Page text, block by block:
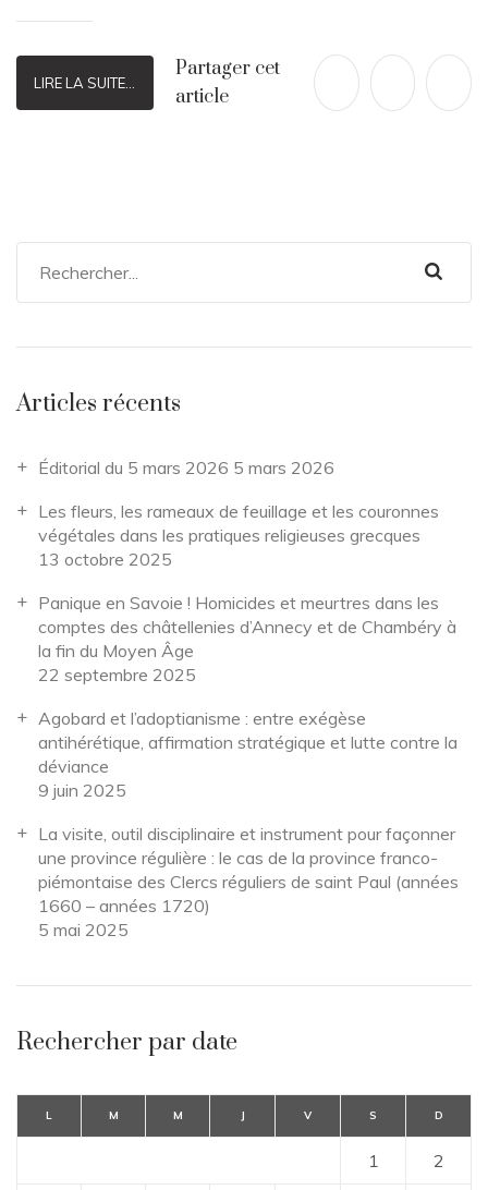
LIRE LA SUITE...
Partager cet
article
Articles récents
Éditorial du 5 mars 2026 5 mars 2026
Les fleurs, les rameaux de feuillage et les couronnes
végétales dans les pratiques religieuses grecques
13 octobre 2025
Panique en Savoie ! Homicides et meurtres dans les
comptes des châtellenies d’Annecy et de Chambéry à
la fin du Moyen Âge
22 septembre 2025
Agobard et l’adoptianisme : entre exégèse
antihérétique, affirmation stratégique et lutte contre la
déviance
9 juin 2025
La visite, outil disciplinaire et instrument pour façonner
une province régulière : le cas de la province franco-
piémontaise des Clercs réguliers de saint Paul (années
1660 – années 1720)
5 mai 2025
Rechercher par date
L M M J V S D
1 2